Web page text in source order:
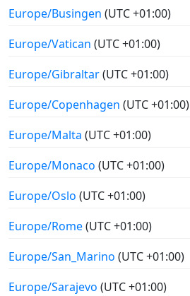
Europe/Busingen (UTC +01:00)
Europe/Vatican (UTC +01:00)
Europe/Gibraltar(UTC +01:00)
Europe/Copenhagen (UTC +01:00)
Europe/Malta (UTC +01:00)
Europe/Monaco (UTC +01:00)
Europe/Oslo (UTC +01:00)
Europe/Rome(UTC +01:00)
Europe/San_Marino (UTC +01:00)
Europe/Sarajevo (UTC +01:00)